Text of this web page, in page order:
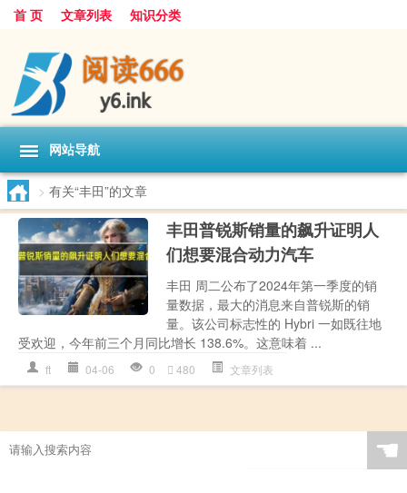
首 页 文章列表 知识分类
网站导航
> 有关“丰田”的文章
丰田普锐斯销量的飙升证明人
们想要混合动力汽车
丰田 周二公布了2024年第一季度的销
量数据，最大的消息来自普锐斯的销
量。该公司标志性的 Hybri 一如既往地
受欢迎，今年前三个月同比增长 138.6%。这意味着 ...
ft 04-06 0 480 文章列表
☚